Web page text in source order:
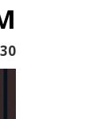
30 נובמבר, 2025